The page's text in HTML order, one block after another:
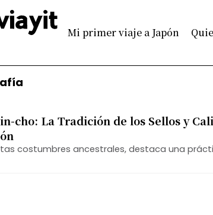
Mi primer viaje a Japón
cho: La Tradición de los Sellos y
costumbres ancestrales, destaca una